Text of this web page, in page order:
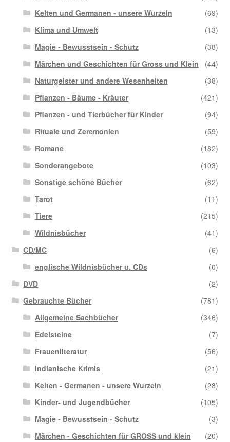
Kelten und Germanen - unsere Wurzeln
(69)
Klima und Umwelt
(13)
Magie - Bewusstsein - Schutz
(38)
Märchen und Geschichten für Gross und Klein
(44)
Naturgeister und andere Wesenheiten
(38)
Pflanzen - Bäume - Kräuter
(421)
Pflanzen - und Tierbücher für Kinder
(94)
Rituale und Zeremonien
(59)
Romane
(182)
Sonderangebote
(103)
Sonstige schöne Bücher
(62)
Tarot
(11)
Tiere
(215)
Wildnisbücher
(41)
CD/MC
(6)
englische Wildnisbücher u. CDs
(0)
DVD
(2)
Gebrauchte Bücher
(781)
Allgemeine Sachbücher
(346)
Edelsteine
(7)
Frauenliteratur
(56)
Indianische Krimis
(21)
Kelten - Germanen - unsere Wurzeln
(28)
Kinder- und Jugendbücher
(105)
Magie - Bewusstsein - Schutz
(3)
Märchen - Geschichten für GROSS und klein
(20)